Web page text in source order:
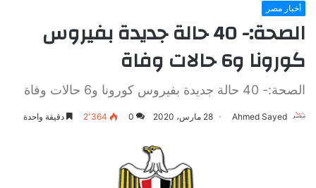
أخبار مصر
الصحة:- 40 حالة جديدة بفيروس
كورونا و6 حالات وفاة
الصحة:- 40 حالة جديدة بفيروس كورونا و6 حالات وفاة
Ahmed Sayed 28 مارس، 2020 0 2٬364 دقيقة واحدة